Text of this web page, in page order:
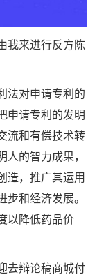
来进行反方陈
对申请专利的
申请专利的发明
流和有偿技术转
的智力成果，
造，推广其运用
和经济发展。
以降低药品价
辩论稿商城付